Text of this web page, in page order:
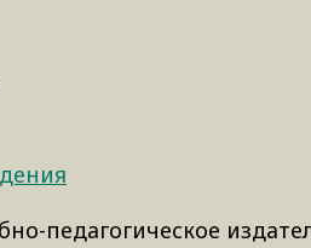
педагогическое